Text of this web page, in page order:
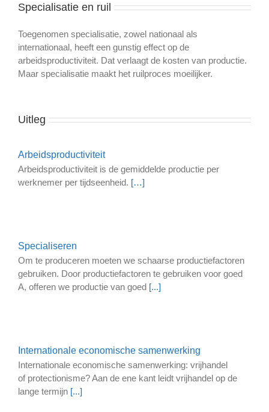
Specialisatie en ruil
Toegenomen specialisatie, zowel nationaal als
internationaal, heeft een gunstig effect op de
arbeidsproductiviteit. Dat verlaagt de kosten van productie.
Maar specialisatie maakt het ruilproces moeilijker.
Uitleg
Arbeidsproductiviteit
Arbeidsproductiviteit is de gemiddelde productie per
werknemer per tijdseenheid. […]
Specialiseren
Om te produceren moeten we schaarse productiefactoren
gebruiken. Door productiefactoren te gebruiken voor goed
A, offeren we productie van goed [...]
Internationale economische samenwerking
Internationale economische samenwerking: vrijhandel
of protectionisme? Aan de ene kant leidt vrijhandel op de
lange termijn [...]